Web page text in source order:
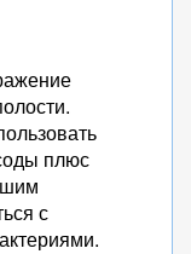
плюс
с